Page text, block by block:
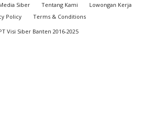
Siber Tentang Kami
Lowongan Kerja
Policy
Terms & Conditions
Visi Siber Banten 2016-2025